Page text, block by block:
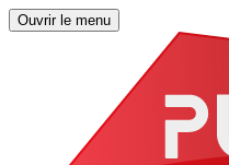
Ouvrir le menu